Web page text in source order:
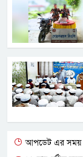
আপডেট এর সময় :